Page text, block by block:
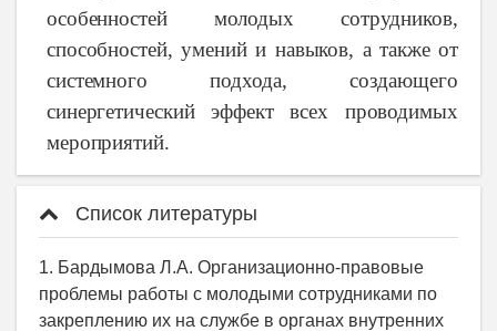
особенностей молодых сотрудников,
способностей, умений и навыков, а также от
системного подхода, создающего
синергетический эффект всех проводимых
мероприятий.
Список литературы
1. Бардымова Л.А. Организационно-правовые
проблемы работы с молодыми сотрудниками по
закреплению их на службе в органах внутренних